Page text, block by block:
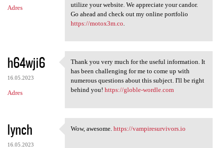
Adres
utilize your website. We appreciate your candor.
Go ahead and check out my online portfolio
https://motox3m.co
h64wji6
16.05.2023
Adres
Thank you very much for the
Thank you very much for the useful information. It
has been challenging for me to come up with
numerous questions about this subject. I'll be right
behind you! https://globle-wordle.com
lynch
16.05.2023
Wow, awesome. https:/
Wow, awesome. https://vampiresurvivors.io